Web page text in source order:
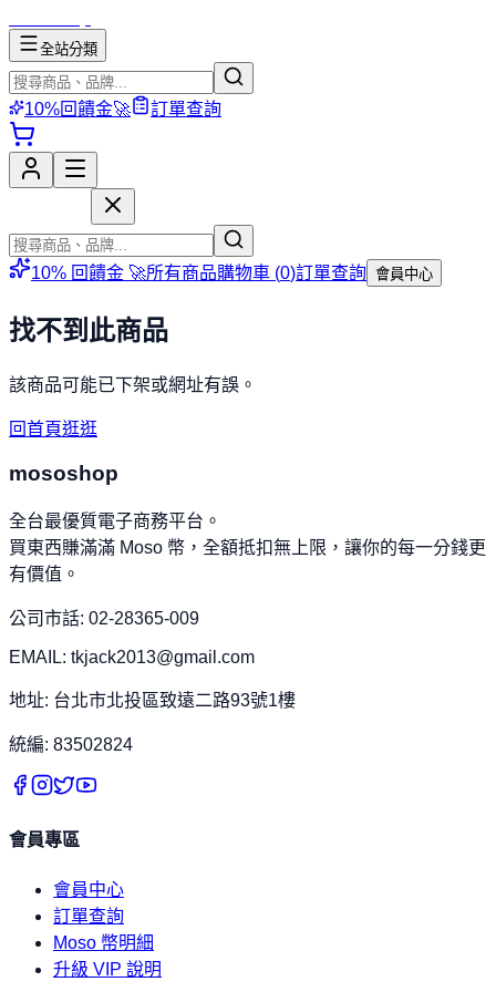
全站分類
10%回饋金🚀 訂單查詢
10% 回饋金 🚀所有商品購物車 (0)訂單查詢 會員中心
找不到此商品
該商品可能已下架或網址有誤。
回首頁逛逛
mososhop
全台最優質電子商務平台。
買東西賺滿滿 Moso 幣，全額抵扣無上限，讓你的每一分錢更
有價值。
公司市話: 02-28365-009
EMAIL: tkjack2013@gmail.com
地址: 台北市北投區致遠二路93號1樓
統編: 83502824
會員專區
會員中心
訂單查詢
Moso 幣明細
升級 VIP 說明